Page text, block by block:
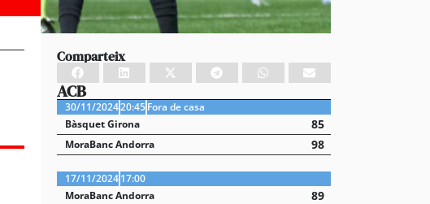
Comparteix
ACB
30/11/202420:45 Fora de casa
Bàsquet Girona
85
MoraBanc Andorra 98
17/11/2024 17:00
MoraBanc Andorra
89